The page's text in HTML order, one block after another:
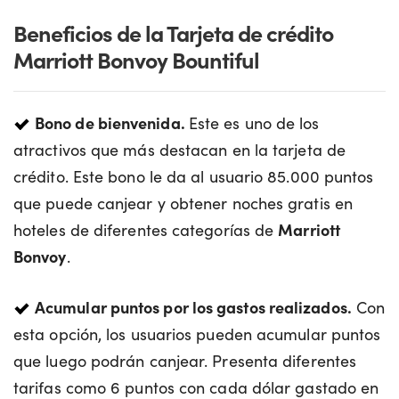
Beneficios de la Tarjeta de crédito
Marriott Bonvoy Bountiful
Bono de bienvenida. Este es uno de los
atractivos que más destacan en la tarjeta de
crédito. Este bono le da al usuario 85.000 puntos
que puede canjear y obtener noches gratis en
hoteles de diferentes categorías de Marriott
Bonvoy.
Acumular puntos por los gastos realizados. Con
esta opción, los usuarios pueden acumular puntos
que luego podrán canjear. Presenta diferentes
tarifas como 6 puntos con cada dólar gastado en